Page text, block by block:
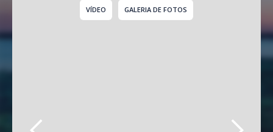
VÍDEO GALERIA DE FOTOS